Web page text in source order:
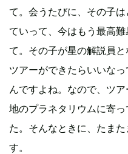
て。会うたびに、その子
ていって、今はもう最高
て。その子が星の解説員
ツアーができたらいいな
んですよね。なので、ツ
地のプラネタリウムに寄
た。そんなときに、たま
す。